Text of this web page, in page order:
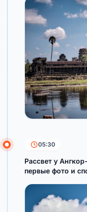
05:30
Рассвет у
первые фото и